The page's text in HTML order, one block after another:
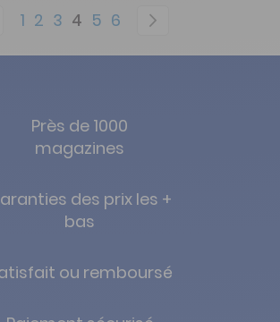
Page
Précédent
Page
1 Page
2 Page
3 You're currently reading
4 Page
5 Page
6
Près de 1000
magazines
des prix les +
bas
ou remboursé